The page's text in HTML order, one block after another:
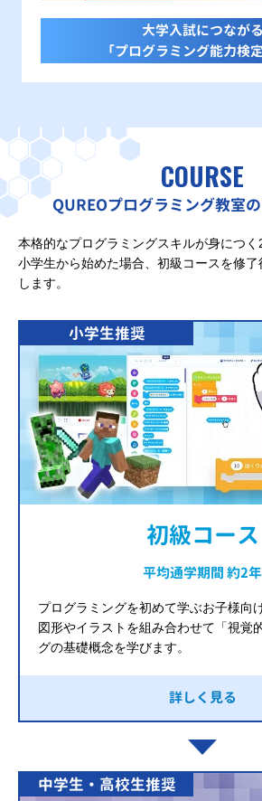
大学入試につながる
「プログラミング能力検
COURSE
QUREOプログラミング教室
本格的なプログラミングスキルが身につく
小学生から始めた場合、初級コースを修
します。
小学生推奨
初級コース
平均通学期間 約2年
プログラミングを初めて学ぶお子様向け
図形やイラストを組み合わせて「視覚
グの基礎概念を学びます。
詳しく見る
中学生・高校生推奨